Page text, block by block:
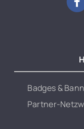
Badges &
Partner-